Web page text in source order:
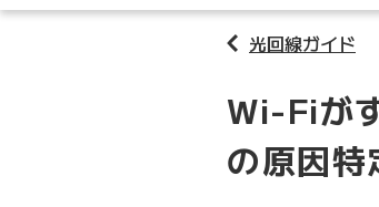
光回線ガイド
Wi-Fiが
の原因特